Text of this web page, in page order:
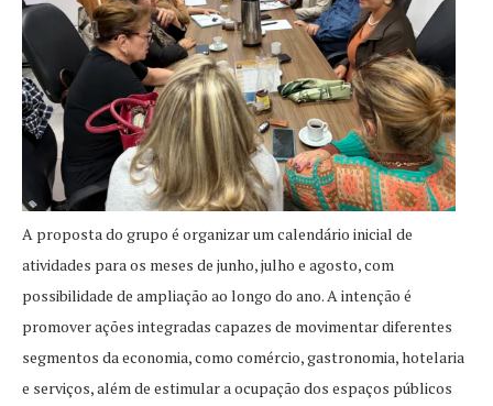
A proposta do grupo é organizar um calendário inicial de
atividades para os meses de junho, julho e agosto, com
possibilidade de ampliação ao longo do ano. A intenção é
promover ações integradas capazes de movimentar diferentes
segmentos da economia, como comércio, gastronomia, hotelaria
e serviços, além de estimular a ocupação dos espaços públicos